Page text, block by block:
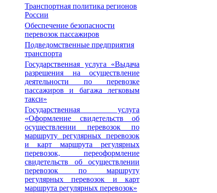
Транспортная политика регионов
России
Обеспечение безопасности
перевозок пассажиров
Подведомственные предприятия
транспорта
Государственная услуга «Выдача
разрешения на осуществление
деятельности по перевозке
пассажиров и багажа легковым
такси»
Государственная услуга
«Оформление свидетельств об
осуществлении перевозок по
маршруту регулярных перевозок
и карт маршрута регулярных
перевозок, переоформление
свидетельств об осуществлении
перевозок по маршруту
регулярных перевозок и карт
маршрута регулярных перевозок»